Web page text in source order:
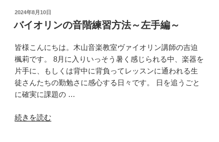
の
特
と
比
較”
の
リ
ン
音
階
練
習
方
～
投
日:
2024年8月10日
バイオリンの音階練習方法～左手編～
皆様こんにちは。木山音楽教室ヴァイオリン講師の吉迫
楓莉です。 8月に入りいっそう暑く感じられる中、楽器を
片手に、もしくは背中に背負ってレッスンに通われる生
徒さんたちの勤勉さに感心する日々です。 日を追うごと
に確実に課題の …
“バ
続きを読む